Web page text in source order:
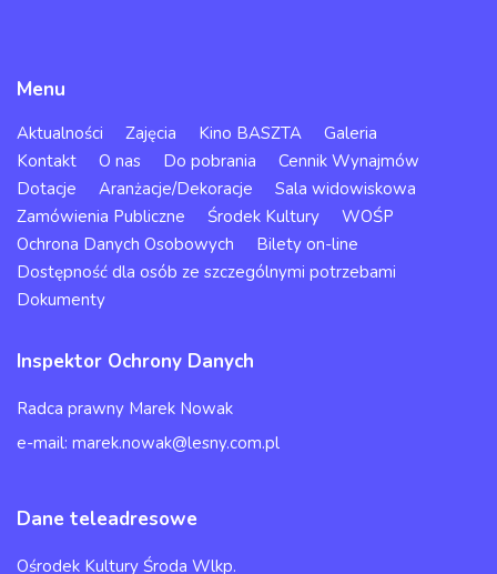
Menu
Aktualności Zajęcia Kino BASZTA
Galeria
Kontakt
O nas Do pobrania
Cennik Wynajmów
Dotacje
Aranżacje/Dekoracje
Sala widowiskowa
Zamówienia Publiczne
Środek Kultury
WOŚP
Ochrona Danych Osobowych
Bilety on-line
Dostępność dla osób ze szczególnymi potrzebami
Dokumenty
Inspektor Ochrony Danych
Radca prawny Marek Nowak
e-mail: marek.nowak@lesny.com.pl
Dane teleadresowe
Ośrodek Kultury Środa Wlkp.